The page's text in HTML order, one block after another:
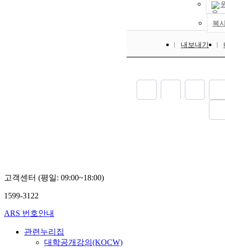
15%의 차이
experimental
temperature
during the
(PCM) in a
conduction
processes
복
내보내기
고객센터 (평일: 09:00~18:00)
1599-3122
ARS 번호안내
관련누리집
대학공개강의(KOCW)